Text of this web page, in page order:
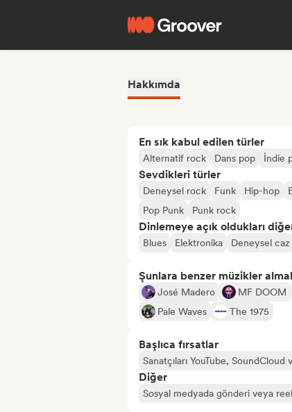
Hakkımda
En sık kabul edilen türler
Alternatif rock Dans pop İndie
Sevdikleri türler
Deneysel rock Funk Hip-hop
Pop Punk
Punk rock
Dinlemeye açık oldukları
Blues Elektronika Deneysel caz
Şunlara benzer müzikler
José Madero MF DOOM
Pale Waves
The 1975
Başlıca fırsatlar
Sanatçıları YouTube,
Diğer
Sosyal medyada gönderi veya